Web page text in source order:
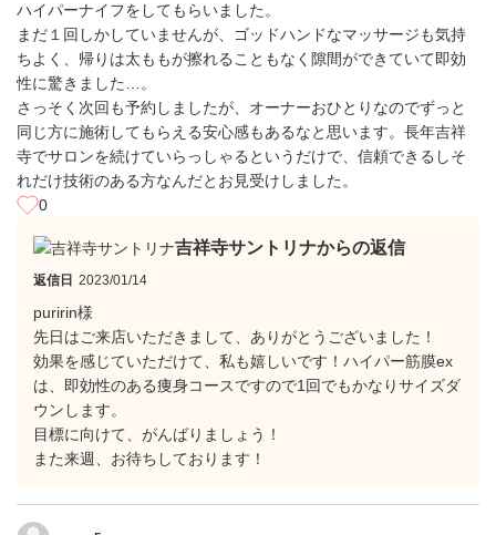
ハイパーナイフをしてもらいました。
まだ１回しかしていませんが、ゴッドハンドなマッサージも気持
ちよく、帰りは太ももが擦れることもなく隙間ができていて即効
性に驚きました…。
さっそく次回も予約しましたが、オーナーおひとりなのでずっと
同じ方に施術してもらえる安心感もあるなと思います。長年吉祥
寺でサロンを続けていらっしゃるというだけで、信頼できるしそ
れだけ技術のある方なんだとお見受けしました。
0
吉祥寺サントリナからの返信
返信日 2023/01/14
puririn様
先日はご来店いただきまして、ありがとうございました！
効果を感じていただけて、私も嬉しいです！ハイパー筋膜ex
は、即効性のある痩身コースですので1回でもかなりサイズダ
ウンします。
目標に向けて、がんばりましょう！
また来週、お待ちしております！